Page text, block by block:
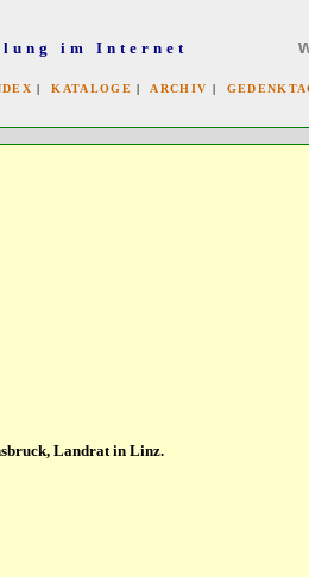
im Internet
|KATALOGE | ARCHIV |
Landrat in Linz.